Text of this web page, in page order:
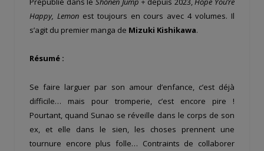
Happy, Lemonest toujours en cours avec 4 volumes. Il
s’agit du premier manga de Mizuki Kishikawa.
Résumé :
Se faire larguer par son amour d’enfance, c’est déjà
difficile… mais pour tromperie, c’est encore pire !
Pourtant, quand Sunao se réveille dans le corps de son
ex, et elle dans le sien, les choses prennent une
tournure encore plus folle… Contraints de collaborer